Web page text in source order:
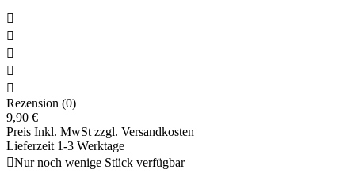





Rezension (0)
9,90 €
Preis Inkl. MwSt zzgl. Versandkosten
Lieferzeit 1-3 Werktage
Nur noch wenige Stück verfügbar